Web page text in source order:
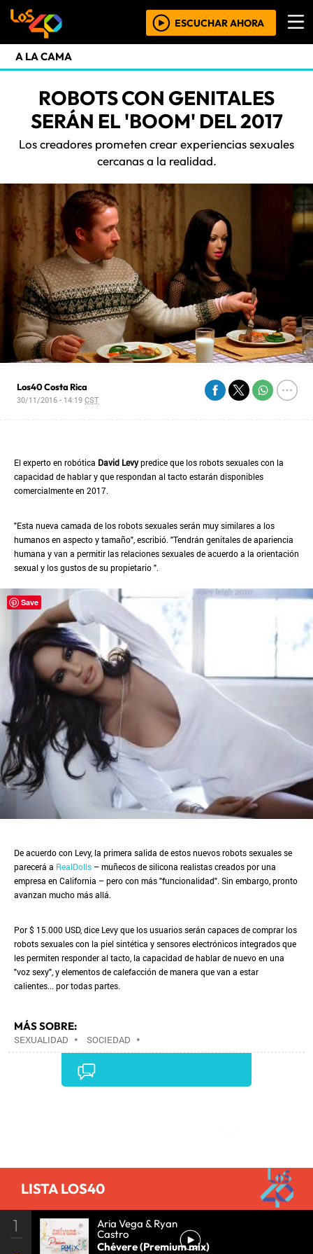
ESCUCHAR AHORA
A LA CAMA
ROBOTS CON GENITALES
SERÁN EL 'BOOM' DEL 2017
Los creadores prometen crear experiencias sexuales
cercanas a la realidad.
Los40 Costa Rica
30/11/2016 - 14:19CST
El experto en robótica David Levypredice que los robots sexuales con la
capacidad de hablar y que respondan al tacto estarán disponibles
comercialmente en 2017.
"Esta nueva camada de los robots sexuales serán muy similares a los
humanos en aspecto y tamaño", escribió. "Tendrán genitales de apariencia
humana y van a permitir las relaciones sexuales de acuerdo a la orientación
sexual y los gustos de su propietario ".
De acuerdo con Levy, la primera salida de estos nuevos robots sexuales se
parecerá a RealDolls – muñecos de silicona realistas creados por una
empresa en California – pero con más "funcionalidad". Sin embargo, pronto
avanzan mucho más allá.
Por $ 15.000 USD, dice Levy que los usuarios serán capaces de comprar los
robots sexuales con la piel sintética y sensores electrónicos integrados que
les permiten responder al tacto, la capacidad de hablar de nuevo en una
"voz sexy", y elementos de calefacción de manera que van a estar
calientes... por todas partes.
MÁS SOBRE:
SEXUALIDAD • SOCIEDAD •
LISTA LOS40
1 Aria Vega & Ryan
Castro
Chévere (Premium mix)
Save